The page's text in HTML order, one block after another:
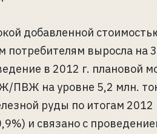
добавленной
потребителям выросла на
в 2012 г. плановой
ПВЖ на уровне 5,2 млн.
руды по итогам
и связано с